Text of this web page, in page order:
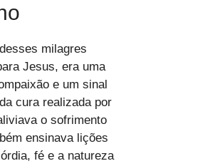
milagres
Jesus, era uma
e um sinal
cura realizada por
o sofrimento
ensinava lições
fé e a natureza